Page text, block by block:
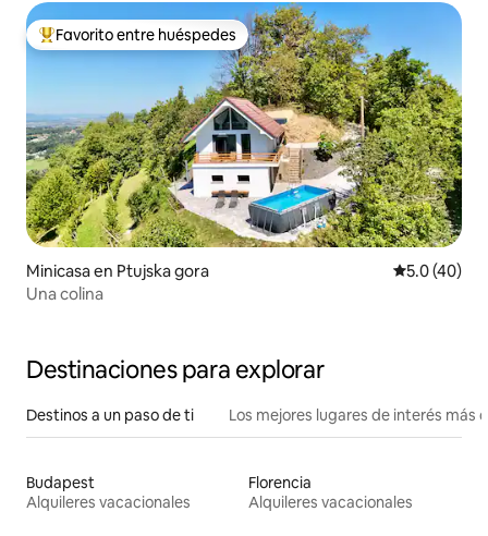
Favorito entre huéspedes preferido
Favorito entre huéspedes
Minicasa en Ptujska gora Calificación
5.0 (40)
Una colina
Destinaciones para explorar
Destinos a un paso de ti Los mejores lugares de interés más
Budapest
Alquileres vacacionales
Florencia
Alquileres vacacionales